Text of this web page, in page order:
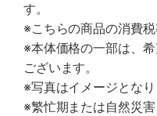
す。
※こちらの商品の消費税
※本体価格の一部は、
ございます。
※写真はイメージとなり
※繁忙期または自然災